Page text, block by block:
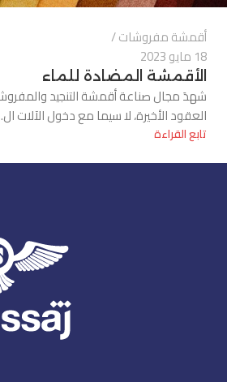
أقمشة مفروشات
18 مايو 2023
الأقمشة المضادة للماء
شهدَ مجال صناعة أقمشة التنجيد
العقود الأخيرة، لا سيما مع دخول الآلات
تابع القراءة